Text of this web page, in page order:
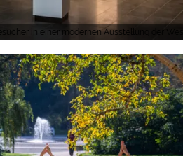
in einer modernen Ausstellung der